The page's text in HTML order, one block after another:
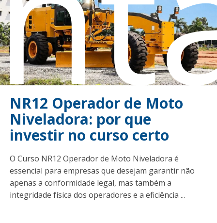
NR12 Operador de Moto
Niveladora: por que
investir no curso certo
O Curso NR12 Operador de Moto Niveladora é
essencial para empresas que desejam garantir não
apenas a conformidade legal, mas também a
integridade física dos operadores e a eficiência ...